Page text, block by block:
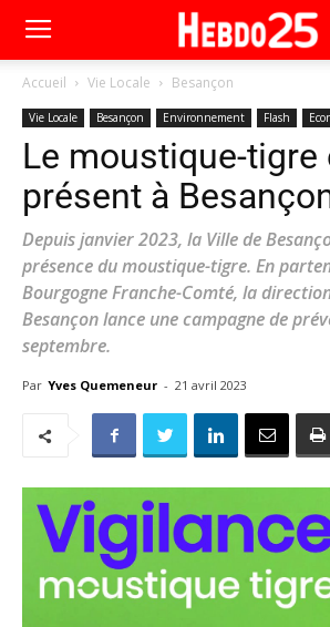
Accueil Vie Locale Besançon
Vie Locale Besançon Environnement Flash
Le moustique-tigre
présent à
Depuis janvier 2023, la Ville de
présence du moustique-tigre. En
Bourgogne Franche-Comté, la
Besançon lance une campagne de
septembre.
Par Yves Quemeneur - 21 avril 2023